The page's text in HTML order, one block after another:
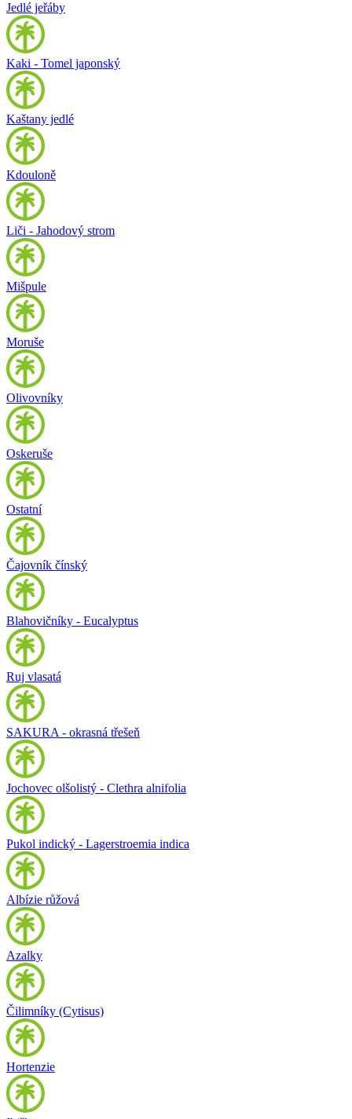
Jedlé jeřáby
Kaki - Tomel japonský
Kaštany jedlé
Kdouloně
Liči - Jahodový strom
Mišpule
Moruše
Olivovníky
Oskeruše
Ostatní
Čajovník čínský
Blahovičníky - Eucalyptus
Ruj vlasatá
SAKURA - okrasná třešeň
Jochovec olšolistý - Clethra alnifolia
Pukol indický - Lagerstroemia indica
Albízie růžová
Azalky
Čilimníky (Cytisus)
Hortenzie